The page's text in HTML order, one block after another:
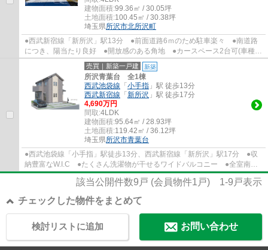
建物面積:99.36㎡ / 30.05坪
土地面積:100.45㎡ / 30.38坪
埼玉県所沢市北所沢町
●西武新宿線「新所沢」駅13分 ●前面道路6ｍのため駐車楽々 ●南道路
につき、陽当たり良好 ●開放感のある角地 ●カースペース2台可(車種に
よる) ●20帖広々ダイニングで家族だんらん...
売買｜新築一戸建 新築
所沢青葉台 全1棟
西武池袋線 「 小手指 」駅 徒歩13分
西武新宿線 「 新所沢 」駅 徒歩17分
4,690万円
間取:4LDK
建物面積:95.64㎡ / 28.93坪
土地面積:119.42㎡ / 36.12坪
埼玉県所沢市青葉台
●西武池袋線「小手指」駅徒歩13分、西武新宿線「新所沢」駅17分 ●収
納豊富なW.I.C ●たくさん洗濯物が干せるワイドバルコニー ●全室南向
きで陽当たり良好 ●水回りを集約した家事動...
該当公開件数9 戸 (会員物件1 戸) 1-9 戸表示
チェックした物件をまとめて
お問い合わせ
検討リストに追加